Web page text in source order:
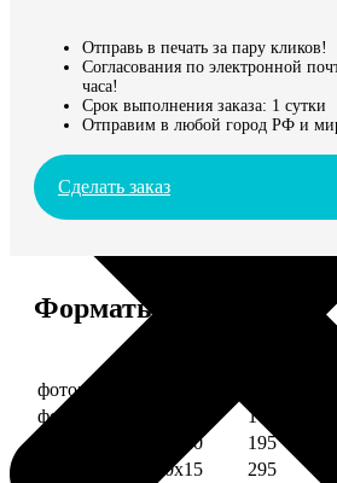
Отправь в печать за пару кликов!
Согласования по электронной
часа!
Срок выполнения заказа: 1 сутки
Отправим в любой город РФ и
Сделать заказ
Форматы и цены
Услуга
фотомагниты 6х6
фотомагнит 7х10
175
фотомагниты 10х10
195
фотомагниты 10х15
295